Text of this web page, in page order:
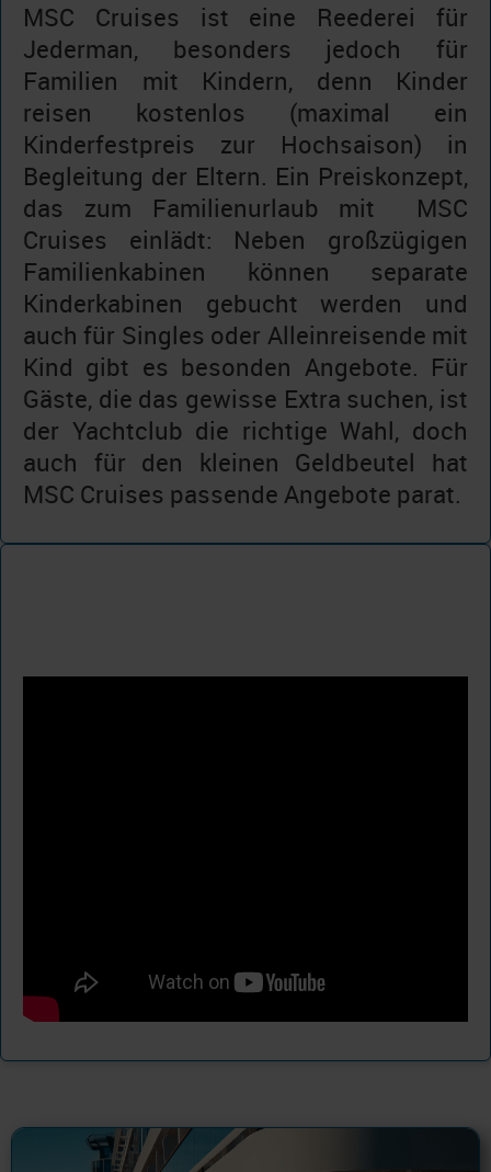
MSC Cruises ist eine Reederei für
Jederman, besonders jedoch für
Familien mit Kindern, denn Kinder
reisen kostenlos (maximal ein
Kinderfestpreis zur Hochsaison) in
Begleitung der Eltern. Ein Preiskonzept,
das zum Familienurlaub mit MSC
Cruises einlädt: Neben großzügigen
Familienkabinen können separate
Kinderkabinen gebucht werden und
auch für Singles oder Alleinreisende mit
Kind gibt es besonden Angebote. Für
Gäste, die das gewisse Extra suchen, ist
der Yachtclub die richtige Wahl, doch
auch für den kleinen Geldbeutel hat
MSC Cruises passende Angebote parat.